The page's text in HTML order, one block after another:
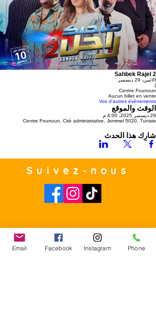
Sahbek Rajel 2
الاثنين، 29 ديسمبر
|
Centre Founoun
Aucun billet en vente
Voir d'autres événements
الوقت والموقع
29 ديسمبر 2025، 4:00 م
Centre Founoun, Cité administrative, Jemmel 5020, Tunisie
شارِك هذا الحدث
Suivez-nous
Email Facebook Instagram Phone